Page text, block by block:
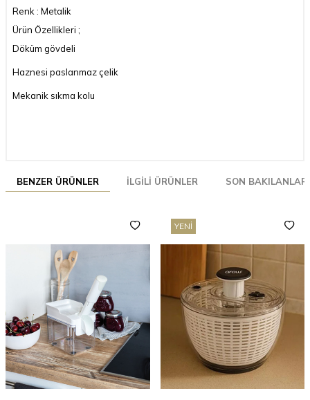
Renk : Metalik
Ürün Özellikleri ;
Döküm gövdeli
Haznesi paslanmaz çelik
Mekanik sıkma kolu
BENZER ÜRÜNLER İLGILI ÜRÜNLER SON BAKILANLAR
YENI